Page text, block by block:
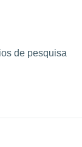
de pesquisa